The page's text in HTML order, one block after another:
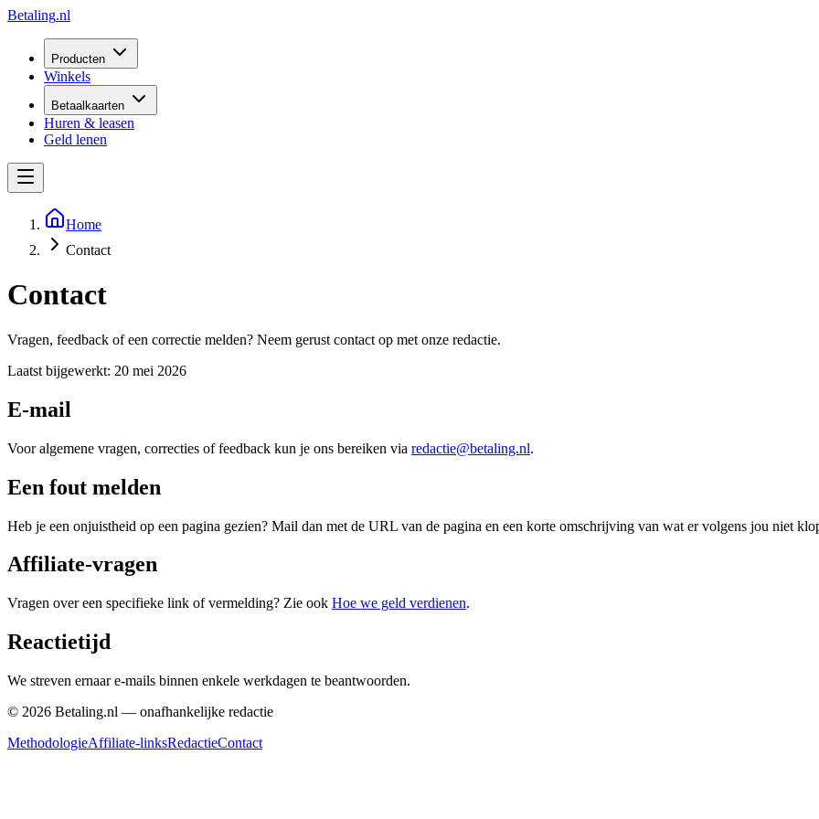
Betaling.nl
Producten
Winkels
Betaalkaarten
Huren & leasen
Geld lenen
Home
Contact
Contact
Vragen, feedback of een correctie melden? Neem gerust contact op met onze redactie.
Laatst bijgewerkt: 20 mei 2026
E-mail
Voor algemene vragen, correcties of feedback kun je ons bereiken via redactie@betaling.nl.
Een fout melden
Heb je een onjuistheid op een pagina gezien? Mail dan met de URL van de pagina en een korte omschrijving van wat er volgens jou niet
Affiliate-vragen
Vragen over een specifieke link of vermelding? Zie ook Hoe we geld verdienen.
Reactietijd
We streven ernaar e-mails binnen enkele werkdagen te beantwoorden.
© 2026 Betaling.nl — onafhankelijke redactie
MethodologieAffiliate-linksRedactieContact